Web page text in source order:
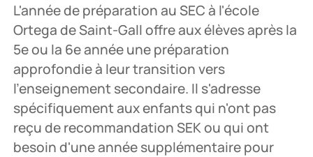
L'année de préparation au SEC à l'école
Ortega de Saint-Gall offre aux élèves après la
5e ou la 6e année une préparation
approfondie à leur transition vers
l'enseignement secondaire. Il s'adresse
spécifiquement aux enfants qui n'ont pas
reçu de recommandation SEK ou qui ont
besoin d'une année supplémentaire pour